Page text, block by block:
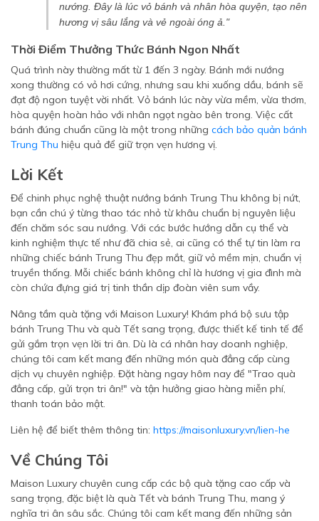
nướng. Đây là lúc vỏ bánh và nhân hòa quyện, tạo nên
hương vị sâu lắng và vẻ ngoài óng ả."
Thời Điểm Thưởng Thức Bánh Ngon Nhất
Quá trình này thường mất từ 1 đến 3 ngày. Bánh mới nướng
xong thường có vỏ hơi cứng, nhưng sau khi xuống dầu, bánh sẽ
đạt độ ngon tuyệt vời nhất. Vỏ bánh lúc này vừa mềm, vừa thơm,
hòa quyện hoàn hảo với nhân ngọt ngào bên trong. Việc cất
bánh đúng chuẩn cũng là một trong những cách bảo quản bánh
Trung Thu hiệu quả để giữ trọn vẹn hương vị.
Lời Kết
Để chinh phục nghệ thuật nướng bánh Trung Thu không bị nứt,
bạn cần chú ý từng thao tác nhỏ từ khâu chuẩn bị nguyên liệu
đến chăm sóc sau nướng. Với các bước hướng dẫn cụ thể và
kinh nghiệm thực tế như đã chia sẻ, ai cũng có thể tự tin làm ra
những chiếc bánh Trung Thu đẹp mắt, giữ vỏ mềm mịn, chuẩn vị
truyền thống. Mỗi chiếc bánh không chỉ là hương vị gia đình mà
còn chứa đựng giá trị tinh thần dịp đoàn viên sum vầy.
Nâng tầm quà tặng với Maison Luxury! Khám phá bộ sưu tập
bánh Trung Thu và quà Tết sang trọng, được thiết kế tinh tế để
gửi gắm trọn vẹn lời tri ân. Dù là cá nhân hay doanh nghiệp,
chúng tôi cam kết mang đến những món quà đẳng cấp cùng
dịch vụ chuyên nghiệp. Đặt hàng ngay hôm nay để "Trao quà
đẳng cấp, gửi trọn tri ân!" và tận hưởng giao hàng miễn phí,
thanh toán bảo mật.
Liên hệ để biết thêm thông tin: https://maisonluxury.vn/lien-he
Về Chúng Tôi
Maison Luxury chuyên cung cấp các bộ quà tặng cao cấp và
sang trọng, đặc biệt là quà Tết và bánh Trung Thu, mang ý
nghĩa tri ân sâu sắc. Chúng tôi cam kết mang đến những sản